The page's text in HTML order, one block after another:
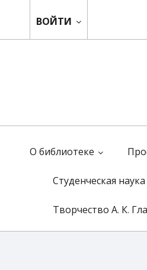
ВОЙТИ
О библиотеке
Студенческая наука
Творчество А. К.